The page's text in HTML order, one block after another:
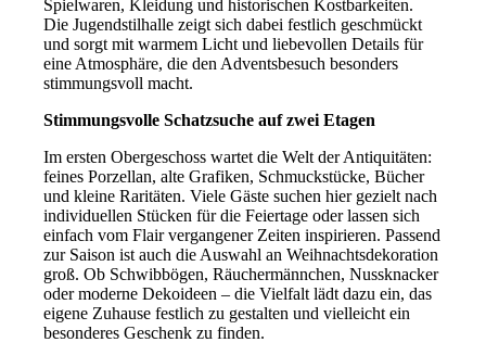
Spielwaren, Kleidung und historischen Kostbarkeiten.
Die Jugendstilhalle zeigt sich dabei festlich geschmückt
und sorgt mit warmem Licht und liebevollen Details für
eine Atmosphäre, die den Adventsbesuch besonders
stimmungsvoll macht.
Stimmungsvolle Schatzsuche auf zwei Etagen
Im ersten Obergeschoss wartet die Welt der Antiquitäten:
feines Porzellan, alte Grafiken, Schmuckstücke, Bücher
und kleine Raritäten. Viele Gäste suchen hier gezielt nach
individuellen Stücken für die Feiertage oder lassen sich
einfach vom Flair vergangener Zeiten inspirieren. Passend
zur Saison ist auch die Auswahl an Weihnachtsdekoration
groß. Ob Schwibbögen, Räuchermännchen, Nussknacker
oder moderne Dekoideen – die Vielfalt lädt dazu ein, das
eigene Zuhause festlich zu gestalten und vielleicht ein
besonderes Geschenk zu finden.